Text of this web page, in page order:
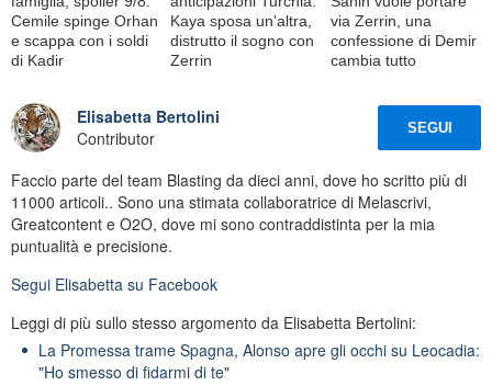
Cemile spinge Orhan
e scappa con i soldi
di Kadir
Kaya sposa un'altra,
distrutto il sogno con
Zerrin
via Zerrin, una
confessione di Demir
cambia tutto
Elisabetta Bertolini
Contributor
SEGUI
Faccio parte del team Blasting da dieci anni, dove ho scritto più di
11000 articoli.. Sono una stimata collaboratrice di Melascrivi,
Greatcontent e O2O, dove mi sono contraddistinta per la mia
puntualità e precisione.
Segui Elisabetta su Facebook
Leggi di più sullo stesso argomento da Elisabetta Bertolini:
La Promessa trame Spagna, Alonso apre gli occhi su Leocadia:
"Ho smesso di fidarmi di te"